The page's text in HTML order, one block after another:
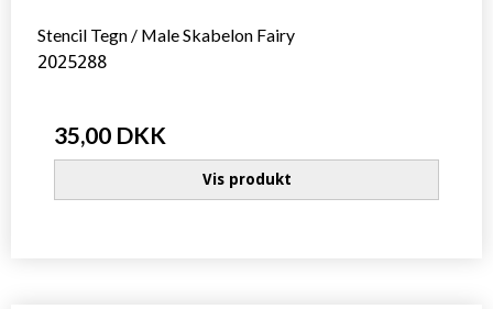
Stencil Tegn / Male Skabelon Fairy
2025288
35,00 DKK
Vis produkt